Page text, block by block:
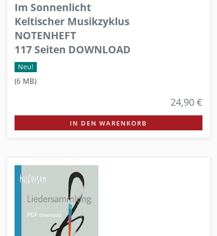
Im Sonnenlicht
Keltischer Musikzyklus
NOTENHEFT
117 Seiten DOWNLOAD
Neu!
(6 MB)
24,90 €
IN DEN WARENKORB